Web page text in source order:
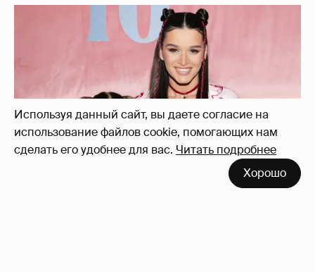
Используя данный сайт, вы даете согласие на
использование файлов cookie, помогающих нам
сделать его удобнее для вас. Читать подробнее
Хорошо